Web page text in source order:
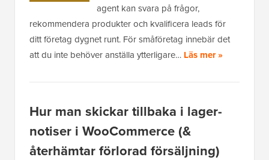
agent kan svara på frågor,
rekommendera produkter och kvalificera leads för
ditt företag dygnet runt. För småföretag innebär det
att du inte behöver anställa ytterligare… Läs mer »
Hur man skickar tillbaka i lager-
notiser i WooCommerce (&
återhämtar förlorad försäljning)